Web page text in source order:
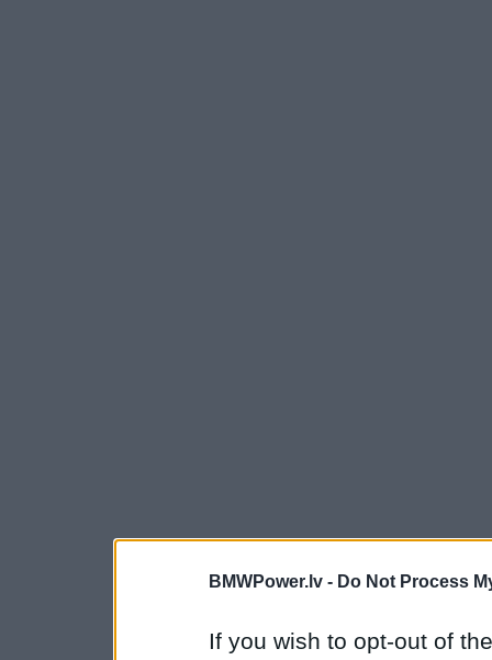
BMWPower.lv - Do Not Process
If you wish to opt-out of